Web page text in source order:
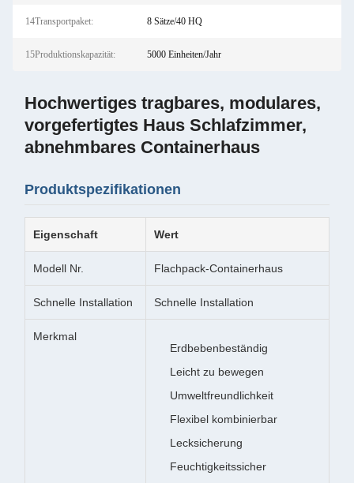
14Transportpaket: 8 Sätze/40 HQ
15Produktionskapazität: 5000 Einheiten/Jahr
Hochwertiges tragbares, modulares,
vorgefertigtes Haus Schlafzimmer,
abnehmbares Containerhaus
Produktspezifikationen
Eigenschaft Wert
Modell Nr. Flachpack-Containerhaus
Schnelle Installation Schnelle Installation
Merkmal
Erdbebenbeständig
Leicht zu bewegen
Umweltfreundlichkeit
Flexibel kombinierbar
Lecksicherung
Feuchtigkeitssicher